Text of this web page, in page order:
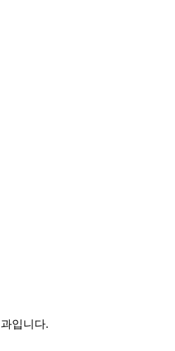
입니다.